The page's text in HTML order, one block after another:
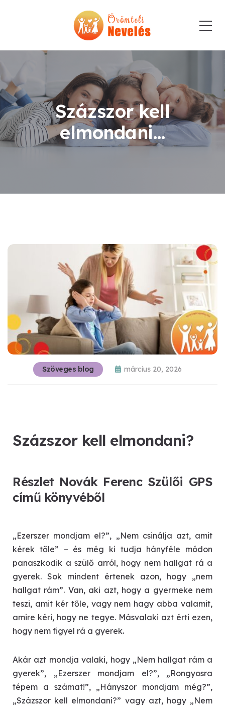
Százszor kell
elmondani…
Szöveges blog március 20, 2026
Százszor kell elmondani?
Részlet Novák Ferenc Szülői GPS
című könyvéből
„Ezerszer mondjam el?”, „Nem csinálja azt, amit
kérek tőle” – és még ki tudja hányféle módon
panaszkodik a szülő arról, hogy nem hallgat rá a
gyerek. Sok mindent értenek azon, hogy „nem
hallgat rám”. Van, aki azt, hogy a gyermeke nem
teszi, amit kér tőle, vagy nem hagy abba valamit,
amire kéri, hogy ne tegye. Másvalaki azt érti ezen,
hogy nem figyel rá a gyerek.
Akár azt mondja valaki, hogy „Nem hallgat rám a
gyerek”, „Ezerszer mondjam el?”, „Rongyosra
tépem a számat!”, „Hányszor mondjam még?”,
„Százszor kell elmondani?” vagy azt, hogy „Nem